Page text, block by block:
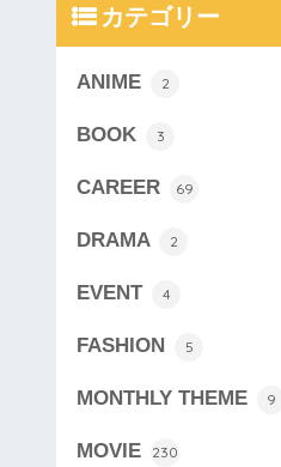
カテゴリー
ANIME 2
BOOK 3
CAREER 69
DRAMA 2
EVENT 4
FASHION 5
MONTHLY THEME 9
MOVIE 230